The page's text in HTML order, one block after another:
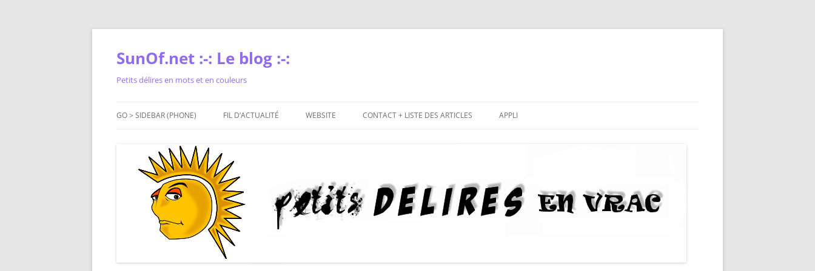
Skip
SunOf.net :-: Le blog :-:
Petits délires en mots et en couleurs
GO > SIDEBAR (PHONE) FIL D’ACTUALITÉ WEBSITE CONTACT + LISTE DES ARTICLES APPLI